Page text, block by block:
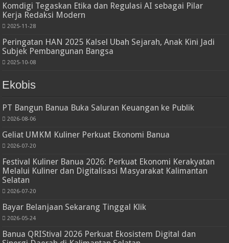
Komdigi Tegaskan Etika dan Regulasi AI sebagai Pilar
Kerja Redaksi Modern
2025-11-28
Peringatan HAN 2025 Kalsel Ubah Sejarah, Anak Kini Jadi
Subjek Pembangunan Bangsa
2025-10-08
Ekobis
PT Bangun Banua Buka Saluran Keuangan ke Publik
2026-08-06
Geliat UMKM Kuliner Perkuat Ekonomi Banua
2026-07-20
Festival Kuliner Banua 2026: Perkuat Ekonomi Kerakyatan
Melalui Kuliner dan Digitalisasi Masyarakat Kalimantan
Selatan
2026-07-20
Bayar Belanjaan Sekarang Tinggal Klik
2026-05-24
Banua QRIStival 2026 Perkuat Ekosistem Digital dan